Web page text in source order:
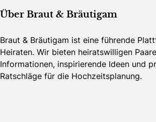
Über Braut & Bräutigam
Braut & Bräutigam ist eine führende
Heiraten. Wir bieten heiratswilligen
Informationen, inspirierende Ideen und
Ratschläge für die Hochzeitsplanung.